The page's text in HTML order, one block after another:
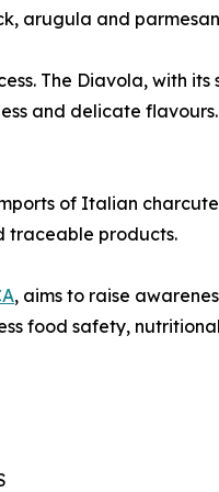
arugula and
The Diavola, with its
and delicate flavours.
of Italian
traceable products.
, aims to raise
food safety,